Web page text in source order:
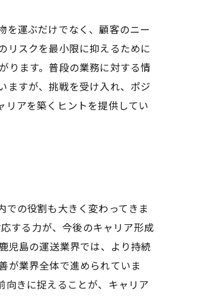
を運ぶだけでなく、顧客のニー
リスクを最小限に抑えるために
ります。普段の業務に対する情
ますが、挑戦を受け入れ、ポジ
リアを築くヒントを提供してい
での役割も大きく変わってきま
する力が、今後のキャリア形成
児島の運送業界では、より持続
が業界全体で進められていま
向きに捉えることが、キャリア